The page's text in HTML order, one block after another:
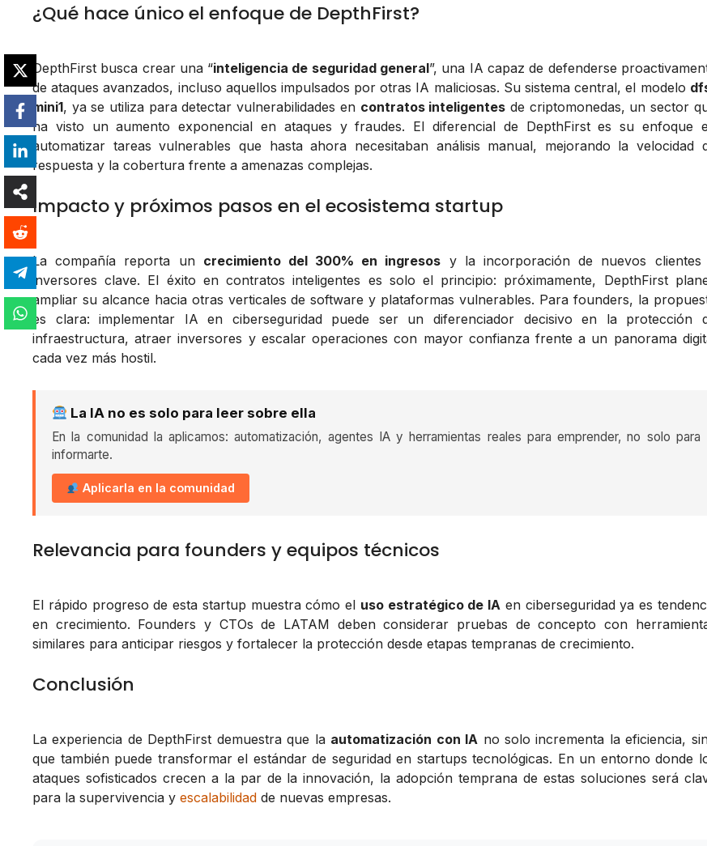
¿Qué hace único el enfoque de DepthFirst?
DepthFirst busca crear una “inteligencia de seguridad general”, una IA capaz de defenderse
de ataques avanzados, incluso aquellos impulsados por otras IA maliciosas. Su sistema central, el modelo
mini1, ya se utiliza para detectar vulnerabilidades en contratos inteligentes de criptomonedas, un sector
ha visto un aumento exponencial en ataques y fraudes. El diferencial de DepthFirst es su enfoque
automatizar tareas vulnerables que hasta ahora necesitaban análisis manual, mejorando la velocidad
respuesta y la cobertura frente a amenazas complejas.
Impacto y próximos pasos en el ecosistema startup
La compañía reporta un crecimiento del 300% en ingresos y la incorporación de nuevos clientes
inversores clave. El éxito en contratos inteligentes es solo el principio: próximamente, DepthFirst
ampliar su alcance hacia otras verticales de software y plataformas vulnerables. Para founders, la
es clara: implementar IA en ciberseguridad puede ser un diferenciador decisivo en la protección
infraestructura, atraer inversores y escalar operaciones con mayor confianza frente a un panorama
cada vez más hostil.
La IA no es solo para leer sobre ella
En la comunidad la aplicamos: automatización, agentes IA y herramientas reales para emprender, no solo para
informarte.
Aplicarla en la comunidad
Relevancia para founders y equipos técnicos
El rápido progreso de esta startup muestra cómo el uso estratégico de IA en ciberseguridad ya es
en crecimiento. Founders y CTOs de LATAM deben considerar pruebas de concepto con
similares para anticipar riesgos y fortalecer la protección desde etapas tempranas de crecimiento.
Conclusión
La experiencia de DepthFirst demuestra que la automatización con IA no solo incrementa la eficiencia,
que también puede transformar el estándar de seguridad en startups tecnológicas. En un entorno donde
ataques sofisticados crecen a la par de la innovación, la adopción temprana de estas soluciones será
para la supervivencia y escalabilidad de nuevas empresas.